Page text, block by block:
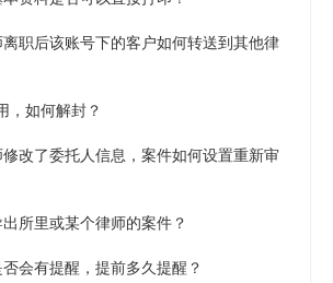
职后该账号下的客户如何转送到其他律
，如何解封？
改了委托人信息，案件如何设置重新审
所里或某个律师的案件？
会有提醒，提前多久提醒？